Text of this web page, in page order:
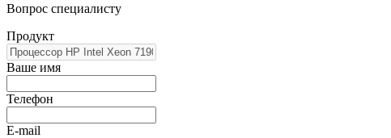
Вопрос специалисту
Продукт
Ваше имя
Телефон
E-mail